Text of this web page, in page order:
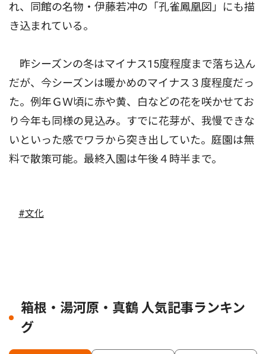
れ、同館の名物・伊藤若冲の「孔雀鳳凰図」にも描
き込まれている。
昨シーズンの冬はマイナス15度程度まで落ち込ん
だが、今シーズンは暖かめのマイナス３度程度だっ
た。例年ＧＷ頃に赤や黄、白などの花を咲かせてお
り今年も同様の見込み。すでに花芽が、我慢できな
いといった感でワラから突き出していた。庭園は無
料で散策可能。最終入園は午後４時半まで。
#文化
箱根・湯河原・真鶴 人気記事ランキン
グ